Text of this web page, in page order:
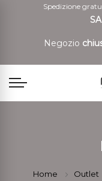
Spedizione
Negozio
Home Outlet